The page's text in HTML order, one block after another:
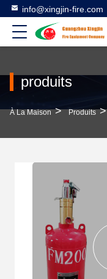
info@xingjin-fire.com
produits
À La Maison > Produits >